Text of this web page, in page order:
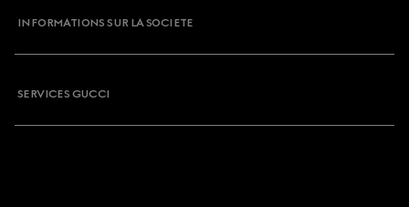
INFORMATIONS SUR LA SOCIETE
SERVICES GUCCI